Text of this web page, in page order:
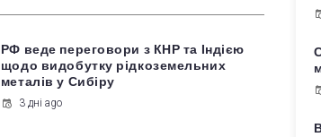
РФ веде переговори з КНР та Індією
щодо видобутку рідкоземельних
металів у Сибіру
3 дні ago